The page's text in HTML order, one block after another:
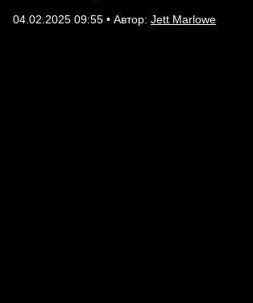
04.02.2025 09:55 • Автор: Jett Marlowe